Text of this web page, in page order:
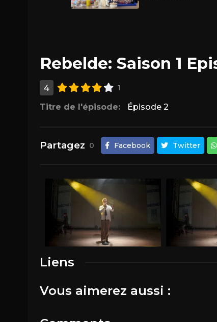
Rebelde: Saison 1
4 1
Titre de l'épisode: Épisode 2
Partagez 0 Facebook Twitter
Liens
Vous aimerez aussi :